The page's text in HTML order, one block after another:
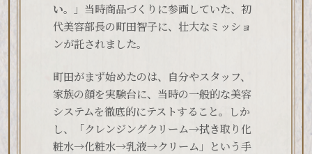
い。
」当時商品づくりに参画していた、初
代美容部長の町田智子に、壮大なミッショ
ンが託されました。
町田がまず始めたのは、自分やスタッフ、
家族の顔を実験台に、当時の一般的な美容
システムを徹底的にテストすること。しか
し、「クレンジングクリーム→拭き取り化
粧水→化粧水→乳液→クリーム」という手